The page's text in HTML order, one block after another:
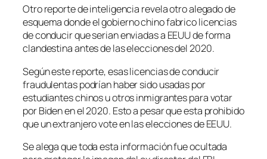
Otro reporte de inteligencia revela otro alegado de
esquema donde el gobierno chino fabrico licencias
de conducir que serian enviadas a EEUU de forma
clandestina antes de las elecciones del 2020.
Según este reporte, esas licencias de conducir
fraudulentas podrían haber sido usadas por
estudiantes chinos u otros inmigrantes para votar
por Biden en el 2020. Esto a pesar que esta prohibido
que un extranjero vote en las elecciones de EEUU.
Se alega que toda esta información fue ocultada